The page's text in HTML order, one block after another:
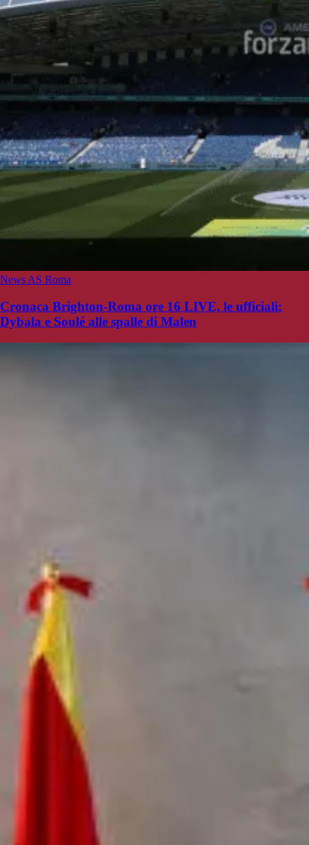
News AS Roma
Cronaca Brighton-Roma ore 16 LIVE, le ufficiali:
Dybala e Soulé alle spalle di Malen